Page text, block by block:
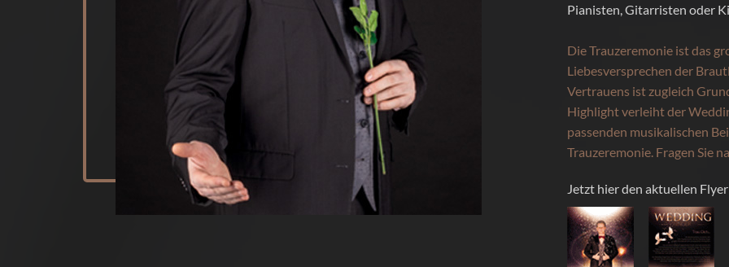
Pianisten, Gitarristen oder
Die Trauzeremonie ist das
Liebesversprechen der
Vertrauens ist zugleich
Highlight verleiht der
passenden musikalischen
Trauzeremonie. Fragen Sie
Jetzt hier den aktuellen